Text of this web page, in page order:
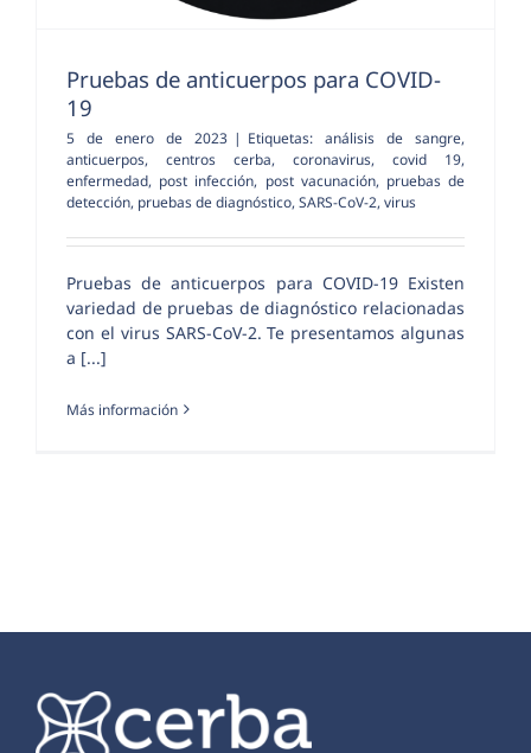
Pruebas de anticuerpos para COVID-
19
5 de enero de 2023 | Etiquetas: análisis de sangre,
anticuerpos, centros cerba, coronavirus, covid 19,
enfermedad, post infección, post vacunación, pruebas de
detección, pruebas de diagnóstico, SARS-CoV-2, virus
Pruebas de anticuerpos para COVID-19 Existen
variedad de pruebas de diagnóstico relacionadas
con el virus SARS-CoV-2. Te presentamos algunas
a [...]
Más información